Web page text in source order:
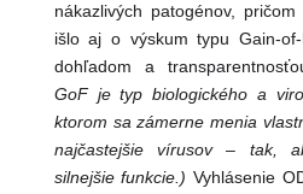
nákazlivých patogénov,
išlo aj o výskum typu
dohľadom a
GoF je typ biologického a
ktorom sa zámerne menia
najčastejšie vírusov – tak,
silnejšie funkcie.)Vyhlásenie